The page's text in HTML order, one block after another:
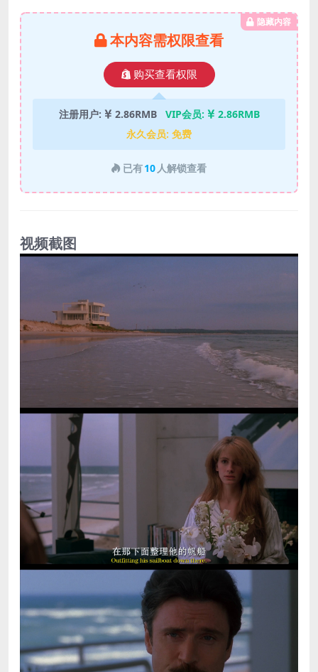
隐藏内容
本内容需权限查看
购买查看权限
注册用户: 2.86RMB VIP会员:
2.86RMB
永久会员: 免费
已有10 人解锁查看
视频截图